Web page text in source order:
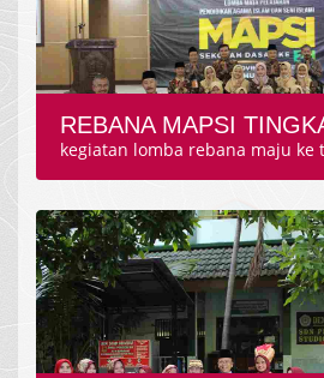
REBANA MAPSI
kegiatan lomba rebana maju ke